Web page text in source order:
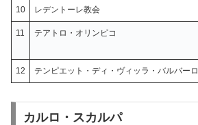
10 レデントーレ教会
11 テアトロ・オリンピコ
12 テンピエット・ディ・ヴィッラ・バルバーロ
カルロ・スカルパ